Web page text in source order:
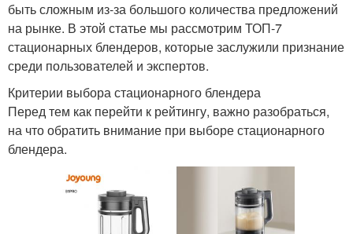
быть сложным из-за большого количества предложений
на рынке. В этой статье мы рассмотрим ТОП-7
стационарных блендеров, которые заслужили признание
среди пользователей и экспертов.
Критерии выбора стационарного блендера
Перед тем как перейти к рейтингу, важно разобраться,
на что обратить внимание при выборе стационарного
блендера.